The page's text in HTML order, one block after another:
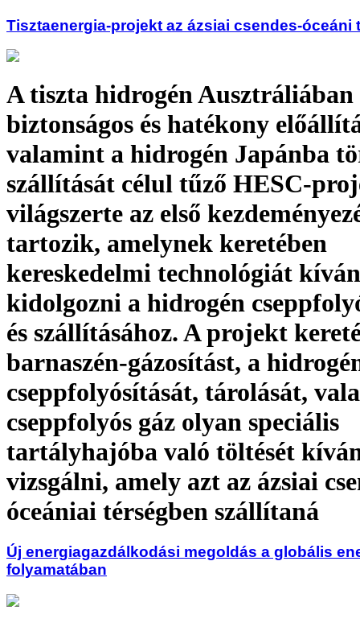
Tisztaenergia-projekt az ázsiai csendes-óceáni
A tiszta hidrogén
biztonságos és hatékony
valamint a hidrogén Japánba
szállítását célul tűző HESC-
világszerte az első
tartozik, amelynek keretében
kereskedelmi technológiát
kidolgozni a hidrogén
és szállításához. A projekt
barnaszén-gázosítást, a
cseppfolyósítását, tárolását,
cseppfolyós gáz olyan speciális
tartályhajóba való töltését
vizsgálni, amely azt az ázsiai
óceániai térségben szállítaná
Új energiagazdálkodási megoldás a globális
folyamatában